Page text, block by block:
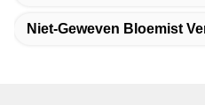
Niet-Geweven Bloemist